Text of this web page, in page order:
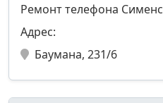
Ремонт телефона Сименс
Адрес:
Баумана, 231/6